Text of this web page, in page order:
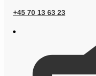
+45 70 13 63 23